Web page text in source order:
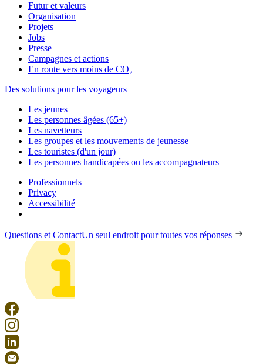
Futur et valeurs
Organisation
Projets
Jobs
Presse
Campagnes et actions
En route vers moins de CO₂
Des solutions pour les voyageurs
Les jeunes
Les personnes âgées (65+)
Les navetteurs
Les groupes et les mouvements de jeunesse
Les touristes (d'un jour)
Les personnes handicapées ou les accompagnateurs
Professionnels
Privacy
Accessibilité
Questions et ContactUn seul endroit pour toutes vos réponses